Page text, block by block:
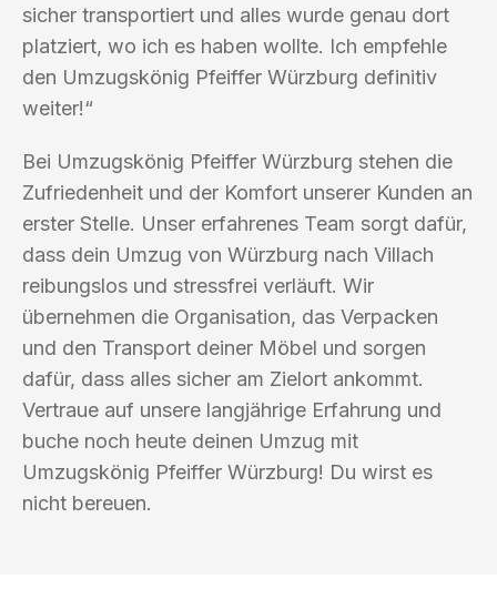
sicher transportiert und alles wurde genau dort
platziert, wo ich es haben wollte. Ich empfehle
den Umzugskönig Pfeiffer Würzburg definitiv
weiter!“
Bei Umzugskönig Pfeiffer Würzburg stehen die
Zufriedenheit und der Komfort unserer Kunden an
erster Stelle. Unser erfahrenes Team sorgt dafür,
dass dein Umzug von Würzburg nach Villach
reibungslos und stressfrei verläuft. Wir
übernehmen die Organisation, das Verpacken
und den Transport deiner Möbel und sorgen
dafür, dass alles sicher am Zielort ankommt.
Vertraue auf unsere langjährige Erfahrung und
buche noch heute deinen Umzug mit
Umzugskönig Pfeiffer Würzburg! Du wirst es
nicht bereuen.